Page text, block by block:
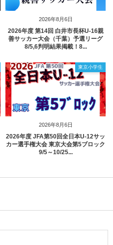
2026年8月6日
2026年度 第14回 白井市長杯U-16親
善サッカー大会（千葉）予選リーグ
8/5,6判明結果掲載！8...
2026年8月6日
東京小学生
2026年度 JFA第50回全日本U-12サッ
カー選手権大会 東京大会第5ブロック
9/5～10/25...